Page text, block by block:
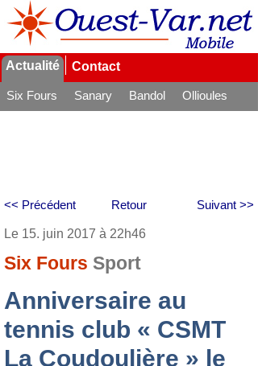
Actualité Contact
Six Fours Sanary Bandol
Ollioules
Retour
<< Précédent Suivant >>
Le 15. juin 2017 à 22h46
Six Fours Sport
Anniversaire au
tennis club « CSMT
La Coudoulière » le